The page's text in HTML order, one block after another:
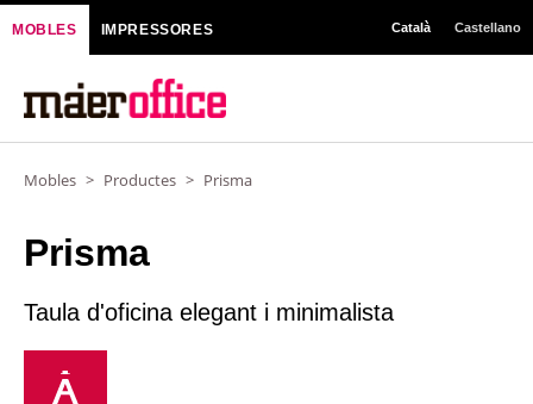
contingut
MOBLES IMPRESSORES Català Castellano
Mobles > Productes > Prisma
Prisma
Taula d'oficina elegant i minimalista